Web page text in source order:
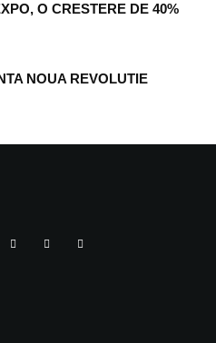
O CRESTERE DE 40%
NOUA REVOLUTIE